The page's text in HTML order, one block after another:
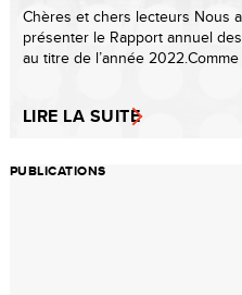
Chères et chers lecteurs Nous
présenter le Rapport annuel
au titre de l’année
LIRE LA SUITE
PUBLICATIONS